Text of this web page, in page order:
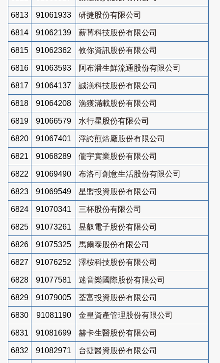
6813 91061933 研捷股份有限公司
6814 91062139 薪苒科技股份有限公司
6815 91062362 攸你資訊股份有限公司
6816 91063593 阿布潘生鮮流通股份有限公司
6817 91064137 誠渼科技股份有限公司
6818 91064208 漁獲滿載股份有限公司
6819 91066579 水行星股份有限公司
6820 91067401 浮誇煎焙廠股份有限公司
6821 91068289 儱宇實業股份有限公司
6822 91069490 布洛可創意生活股份有限公司
6823 91069549 星盟投資股份有限公司
6824 91070341 三杯股份有限公司
6825 91073261 昱叡電子股份有限公司
6826 91075325 馬爾泰股份有限公司
6827 91076252 澤桉科技股份有限公司
6828 91077581 迷音樂國際股份有限公司
6829 91079005 荃富投資股份有限公司
6830 91081190 金皇資產管理股份有限公司
6831 91081699 赫卡生醫股份有限公司
6832 91082971 台捷醫資股份有限公司